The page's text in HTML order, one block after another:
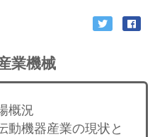
業機械
概況
動機器産業の現状と